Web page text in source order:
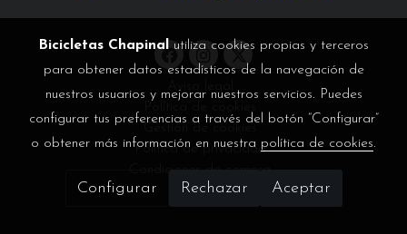
Política de privacidad
Condiciones de compra
Bicicletas Chapinal
utiliza cookies propias y terceros
para obtener datos estadísticos de la navegación de
nuestros usuarios y mejorar nuestros servicios. Puedes
configurar tus preferencias a través del botón “Configurar”
o obtener más información en nuestra política de cookies.
Configurar Rechazar Aceptar